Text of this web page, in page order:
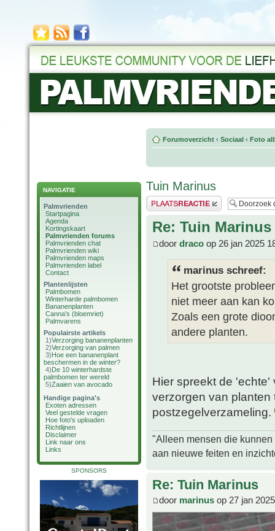
NAVIGATIE
Palmvrienden
Startpagina
Agenda
Kortingskaart
Palmvrienden forums
Palmvrienden chat
Palmvrienden wiki
Palmvrienden maps
Palmvrienden label
Contact
Plantenlijsten
Palmbomen
Winterharde palmbomen
Bananenplanten
Canna's (bloemriet)
Palmvarens
Populairste artikels
1)Verzorging bananenplanten
2)Verzorging van palmen
3)Hoe een bananenplant
beschermen in de winter?
4)De 10 winterhardste
palmbomen ter wereld
5)Zaaien van avocado
Handige pagina's
Exoten adressen
Veel gestelde vragen
Hoe foto's uploaden
Richtlijnen
Disclaimer
Link naar ons
Links
SPONSORS
Forumoverzicht ‹ Sociaal ‹ Foto
Tuin Marinus
Plaats een reactie
Re: Tuin Marinus
door draco op 26 jan 2025
marinus schreef:
Het grootste
niet meer aan kan
Zoals een grote
andere planten.
Hier spreekt de 'echte'
verzorgen van
postzegelverzameling.
"Alleen mensen die
aan nieuwe feiten en
Re: Tuin Marinus
door marinus op 27 jan